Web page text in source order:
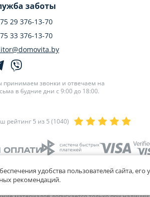
заботы
29 376-13-70
33 376-13-70
принимаем звонки и отвечаем на
в будние дни с 9:00 до 18:00.
рейтинг 5 из 5 (1040)
обработки файлов cookie
удобства пользователей сайта,
рекомендаций.